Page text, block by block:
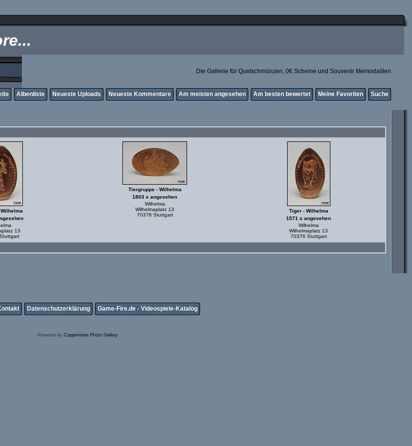
Die Gallerie für Quetschmünzen, 0€ Scheine und Souvenir Memodaillen
Albenliste Neueste Uploads Neueste Kommentare Am meisten angesehen Am besten bewertet Meine Favoriten Suche
13
Tiergruppe - Wilhelma
1803 x angesehen
Wilhelma
Wilhelmaplatz 13
70376 Stuttgart
Tiger - Wilhelma
1571 x angesehen
Wilhelma
Wilhelmaplatz 13
70376 Stuttgart
Datenschutzerklärung Game-Fire.de - Videospiele-Katalog
Powered by Coppermine Photo Gallery